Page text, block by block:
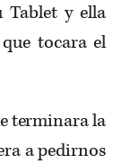
y ella
tocara el
terminara la
a pedirnos